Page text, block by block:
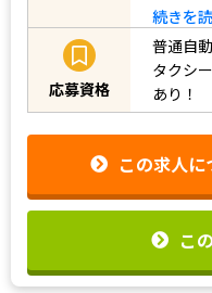
続きを
応募資格
普通自
タクシ
あり！
この求人
こ